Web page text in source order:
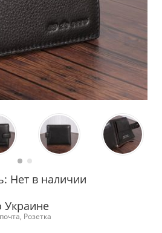
Нет в наличии
Украине
Розетка